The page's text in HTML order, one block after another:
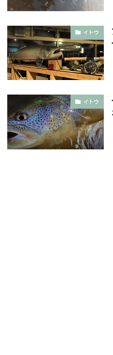
イトウ
イトウ